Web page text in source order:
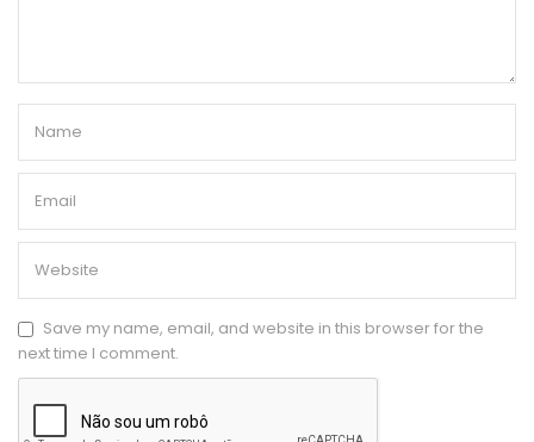
Save my name, email, and website in this browser for the
next time I comment.